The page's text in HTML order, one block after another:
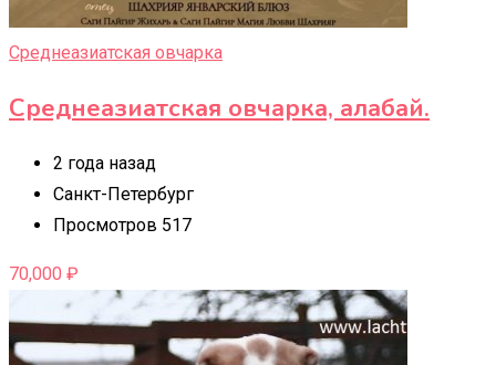
Среднеазиатская овчарка
Среднеазиатская овчарка, алабай.
2 года назад
Санкт-Петербург
Просмотров 517
70,000 ₽